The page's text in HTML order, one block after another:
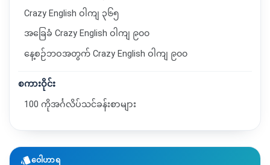
Crazy English ဝါကျ ၃၆၅
အခြေခံ Crazy English ဝါကျ ၉၀၀
နေ့စဉ်ဘဝအတွက် Crazy English ဝါကျ ၉၀၀
စကားဝိုင်း
100 ကိုအင်္ဂလိပ်သင်ခန်းစာများ
styleဝေါဟာရ